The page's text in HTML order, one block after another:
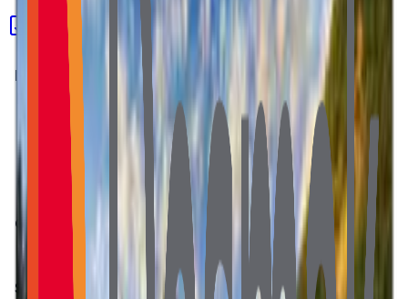
Ürün Föyü (PDF)
Marka / Brands
Model Adı / Model Name
Panel Teknolojisi / Panel
Technology
VA
Ekran Boyutu / Screen
21.5"
En-Boy Oranı / Aspect
Ratio
16:9
Çözünürlük / Resolution
1920×1080 (FHD)
Renk Derinliği / Color
16.7M, %72 NTSC
Sinyal Türü / Signal Type
LVDS